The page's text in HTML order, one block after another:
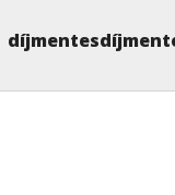
díjmentes